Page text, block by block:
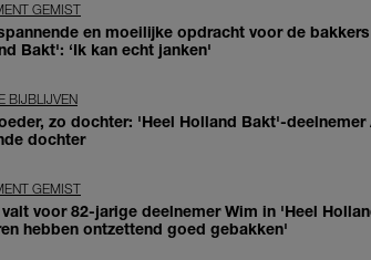
GEMIST
en moeilijke opdracht voor de
Bakt': ‘Ik kan echt janken'
BIJBLIJVEN
zo dochter: 'Heel Holland Bakt'-
dochter
GEMIST
valt voor 82-jarige deelnemer Wim in 'Heel
hebben ontzettend goed gebakken'